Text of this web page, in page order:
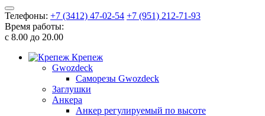
Телефоны: +7 (3412) 47-02-54 +7 (951) 212-71-93
Время работы:
с 8.00 до 20.00
Крепеж
Gwozdeck
Саморезы Gwozdeck
Заглушки
Анкера
Анкер регулируемый по высоте